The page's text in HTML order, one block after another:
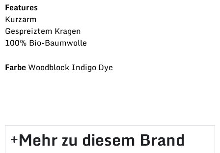
Features
Kurzarm
Gespreiztem Kragen
100% Bio-Baumwolle
FarbeWoodblock Indigo Dye
Mehr zu diesem Brand​